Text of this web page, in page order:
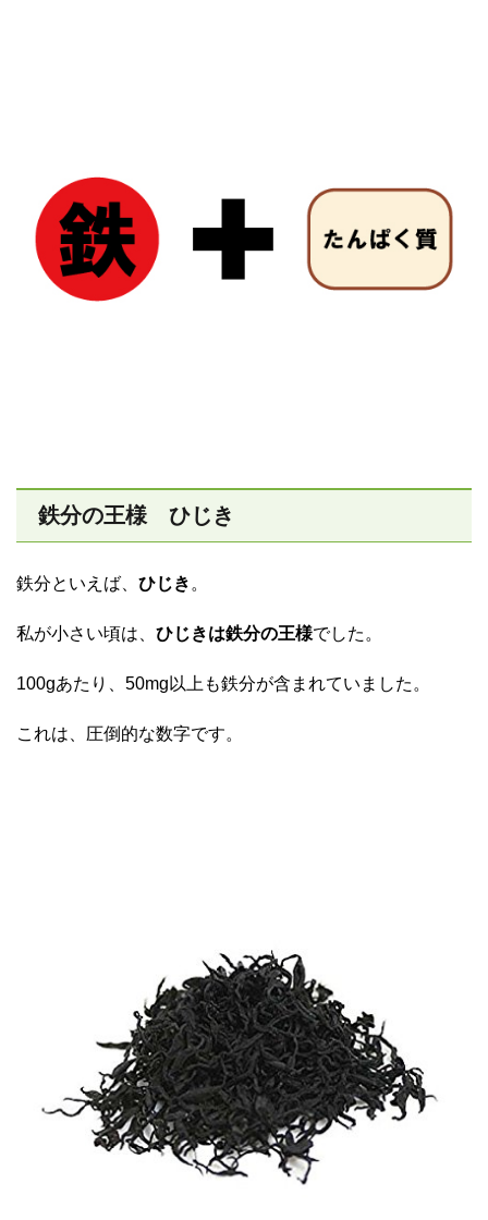
鉄分の王様 ひじき
鉄分といえば、 ひじき 。
私が小さい頃は、 ひじきは鉄分の王様でした。
100gあたり、50mg以上も鉄分が含まれていました。
これは、圧倒的な数字です。